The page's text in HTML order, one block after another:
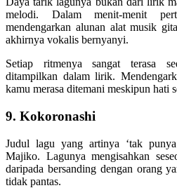
melodi. Dalam menit-menit
mendengarkan alunan alat musik
akhirnya vokalis bernyanyi.
Setiap ritmenya sangat terasa
ditampilkan dalam lirik.
kamu merasa ditemani meskipun hati
9. Kokoronashi
Judul lagu yang artinya ‘tak
Majiko. Lagunya mengisahkan
daripada bersanding dengan orang
tidak pantas.